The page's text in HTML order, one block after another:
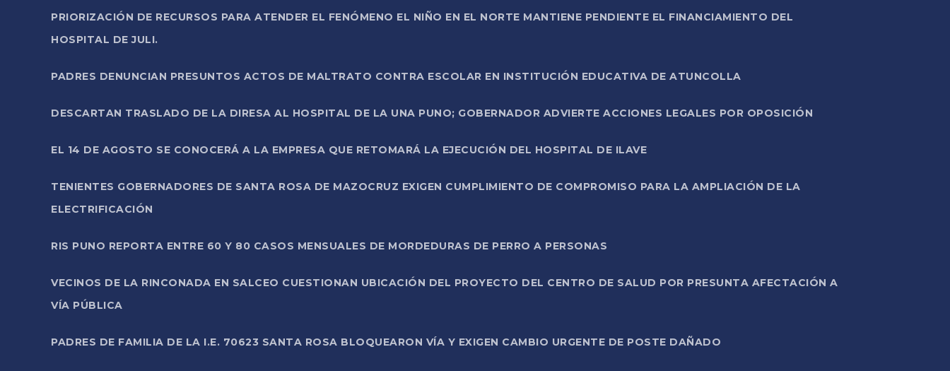
PRIORIZACIÓN DE RECURSOS PARA ATENDER EL FENÓMENO EL NIÑO EN EL NORTE MANTIENE PENDIENTE EL FINANCIAMIENTO DEL
HOSPITAL DE JULI.
PADRES DENUNCIAN PRESUNTOS ACTOS DE MALTRATO CONTRA ESCOLAR EN INSTITUCIÓN EDUCATIVA DE ATUNCOLLA
DESCARTAN TRASLADO DE LA DIRESA AL HOSPITAL DE LA UNA PUNO; GOBERNADOR ADVIERTE ACCIONES LEGALES POR OPOSICIÓN
EL 14 DE AGOSTO SE CONOCERÁ A LA EMPRESA QUE RETOMARÁ LA EJECUCIÓN DEL HOSPITAL DE ILAVE
TENIENTES GOBERNADORES DE SANTA ROSA DE MAZOCRUZ EXIGEN CUMPLIMIENTO DE COMPROMISO PARA LA AMPLIACIÓN DE LA
ELECTRIFICACIÓN
RIS PUNO REPORTA ENTRE 60 Y 80 CASOS MENSUALES DE MORDEDURAS DE PERRO A PERSONAS
VECINOS DE LA RINCONADA EN SALCEO CUESTIONAN UBICACIÓN DEL PROYECTO DEL CENTRO DE SALUD POR PRESUNTA AFECTACIÓN A
VÍA PÚBLICA
PADRES DE FAMILIA DE LA I.E. 70623 SANTA ROSA BLOQUEARON VÍA Y EXIGEN CAMBIO URGENTE DE POSTE DAÑADO